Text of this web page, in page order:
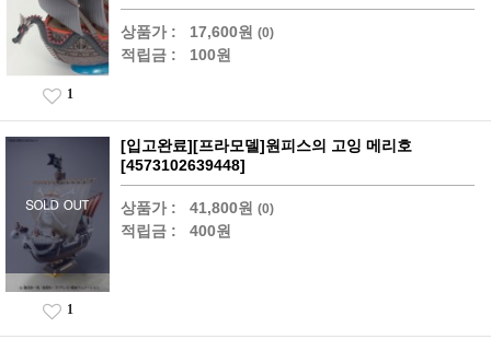
상품가 : 17,600원 (0)
적립금 : 100원
1
[입고완료][프라모델]원피스의 고잉 메리호
[4573102639448]
상품가 : 41,800원 (0)
적립금 : 400원
1